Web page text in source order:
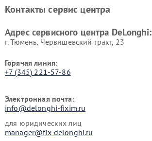
DeLonghi
DeLonghi
Контакты сервис центра
Адрес сервисного центра DeLonghi:
г. Тюмень, ​Червишевский тракт, 23
Горячая линия:
+7 (345) 221-57-86
Электронная почта:
info@delonghi-fixim.ru
для юридических лиц
manager@fix-delonghi.ru